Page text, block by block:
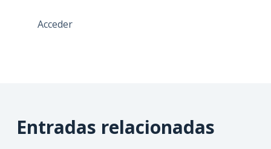
Acceder
Entradas relacionadas